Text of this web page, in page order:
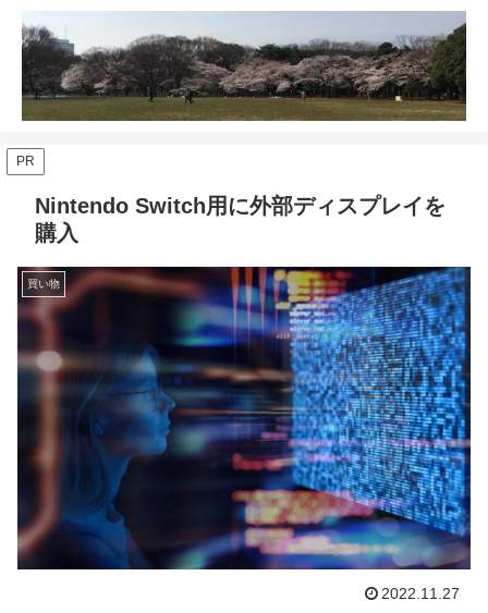
PR
Nintendo Switch用に外部ディスプレイを
購入
買い物
2022.11.27